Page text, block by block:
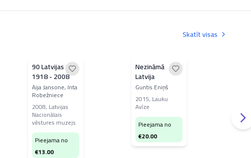
Skatīt visas
90 Latvijas gadi
1918 - 2008
Aija Jansone, Inta
Robežniece
2008, Latvijas
Nacionālais
vēstures muzejs
Pieejama no
€13.00
Nezināmā
Latvija
Guntis Eniņš
2015, Lauku
Avīze
Pieejama no
€20.00